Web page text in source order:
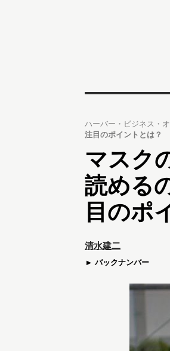
ハーバー・ビジネス・
注目のポイントとは？
マスク
読める
目のポ
清水建二
バックナンバー